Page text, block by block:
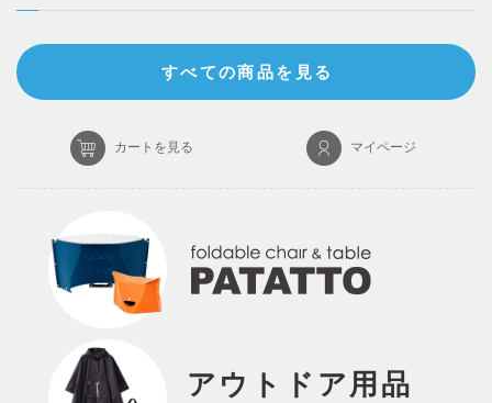
すべての商品を見る
カートを見る マイページ
アウトドア用品